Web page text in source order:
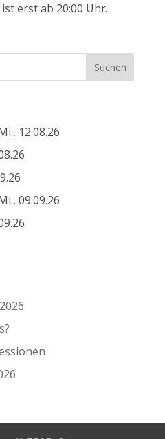
erst ab 20:00 Uhr.
12.08.26
09.09.26